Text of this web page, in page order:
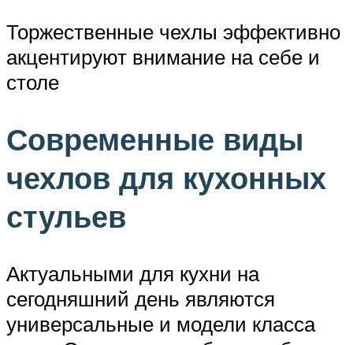
Торжественные чехлы эффективно
акцентируют внимание на себе и
столе
Современные виды
чехлов для кухонных
стульев
Актуальными для кухни на
сегодняшний день являются
универсальные и модели класса